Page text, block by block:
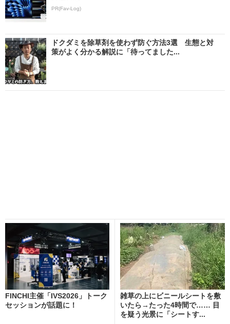
PR(Fav-Log)
ドクダミを除草剤を使わず防ぐ方法3選 生態と対
策がよく分かる解説に「待ってました...
FINCHI主催「IVS2026」トーク
セッションが話題に！
雑草の上にビニールシートを敷
いたら→たった4時間で…… 目
を疑う光景に「シートす...